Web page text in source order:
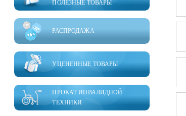
ПОЛЕЗНЫЕ ТОВАРЫ
РАСПРОДАЖА
ПРОКАТ ИНВАЛИДНОЙ
ТЕХНИКИ
УЦЕНЕННЫЕ ТОВАРЫ